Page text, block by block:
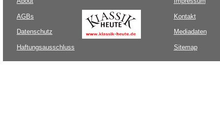
AGBs
Datenschutz
Haftungsausschluss
Kontakt
Mediadaten
Sitemap